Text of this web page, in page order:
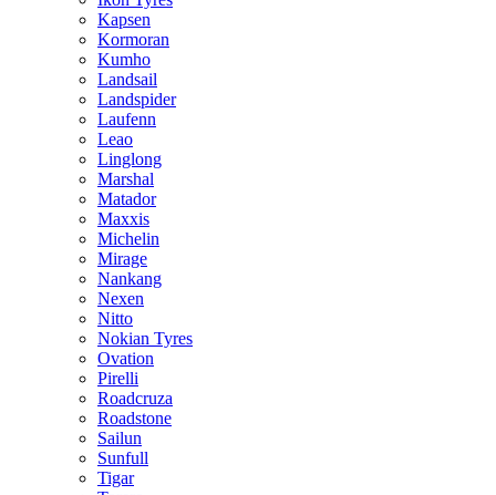
Kapsen
Kormoran
Kumho
Landsail
Landspider
Laufenn
Leao
Linglong
Marshal
Matador
Maxxis
Michelin
Mirage
Nankang
Nexen
Nitto
Nokian Tyres
Ovation
Pirelli
Roadcruza
Roadstone
Sailun
Sunfull
Tigar